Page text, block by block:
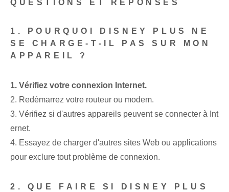
QUESTIONS ET RÉPONSES
1. POURQUOI DISNEY PLUS NE
SE CHARGE-T-IL PAS SUR MON
APPAREIL ?
1. Vérifiez votre connexion Internet.
2. Redémarrez votre routeur ou modem.
3. Vérifiez si d'autres appareils peuvent se connecter à Int
ernet.
4. Essayez de charger d'autres sites Web ou applications
pour exclure tout problème de connexion.
2. QUE FAIRE SI DISNEY PLUS